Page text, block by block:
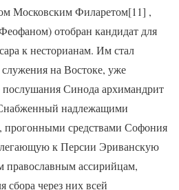
Московским Филаретом[11] ,
отобран кандидат для
к несторианам. Им стал
на Востоке, уже
Синода архимандрит
надлежащими
прогонными средствами Софония
к Персии Эриванскую
ассирийцам,
через них всей